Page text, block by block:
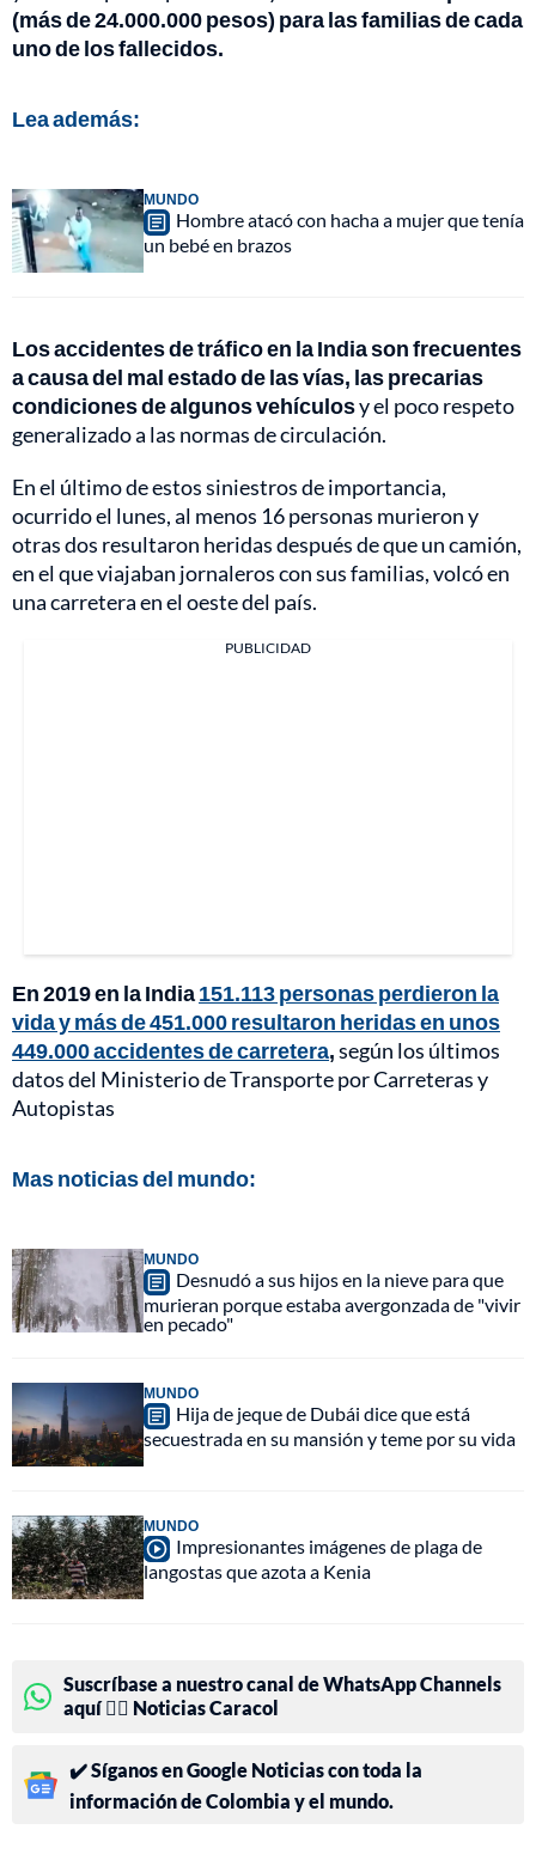
(más de 24.000.000 pesos) para las familias de cada
uno de los fallecidos.
Lea además:
MUNDO
Hombre atacó con hacha a mujer que tenía
un bebé en brazos
Los accidentes de tráfico en la India son frecuentes
a causa del mal estado de las vías, las precarias
condiciones de algunos vehículosy el poco respeto
generalizado a las normas de circulación.
En el último de estos siniestros de importancia,
ocurrido el lunes, al menos 16 personas murieron y
otras dos resultaron heridas después de que un camión,
en el que viajaban jornaleros con sus familias, volcó en
una carretera en el oeste del país.
PUBLICIDAD
En 2019 en la India151.113 personas perdieron la
vida y más de 451.000 resultaron heridas en unos
449.000 accidentes de carretera,según los últimos
datos del Ministerio de Transporte por Carreteras y
Autopistas
Mas noticias del mundo:
MUNDO
Desnudó a sus hijos en la nieve para que
murieran porque estaba avergonzada de "vivir
en pecado"
MUNDO
Hija de jeque de Dubái dice que está
secuestrada en su mansión y teme por su vida
MUNDO
Impresionantes imágenes de plaga de
langostas que azota a Kenia
Suscríbase a nuestro canal de WhatsApp Channels
aquí 👉🏻 Noticias Caracol
✔️ Síganos en Google Noticias con toda la
información de Colombia y el mundo.